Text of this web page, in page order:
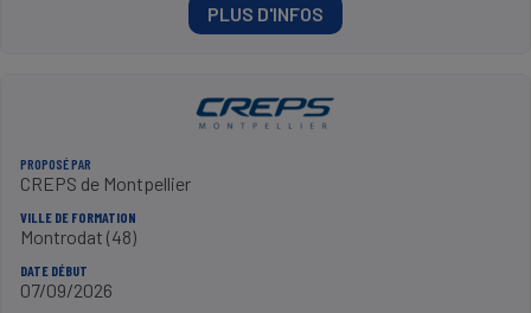
PLUS D'INFOS
PROPOSÉ PAR
CREPS de Montpellier
VILLE DE FORMATION
Montrodat (48)
DATE DÉBUT
07/09/2026